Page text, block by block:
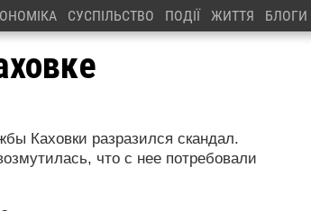
СУСПІЛЬСТВО ПОДІЇ ЖИТТЯ БЛОГИ
Каховки разразился скандал.
что с нее потребовали